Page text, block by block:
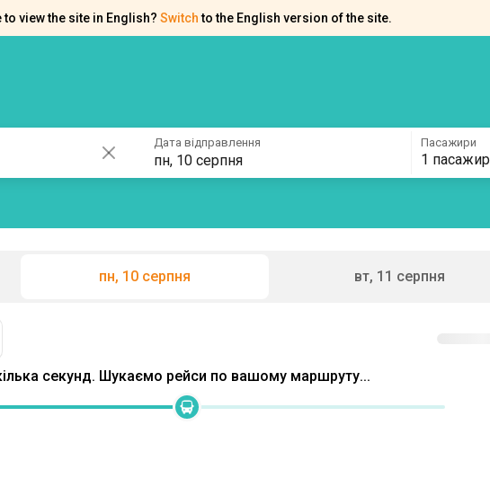
view the site in English? Switch to the English version of the site.
Дата відправлення
пн, 10 серпня
Пасажири
1 пасажир
пн, 10 серпня вт, 11 серпня